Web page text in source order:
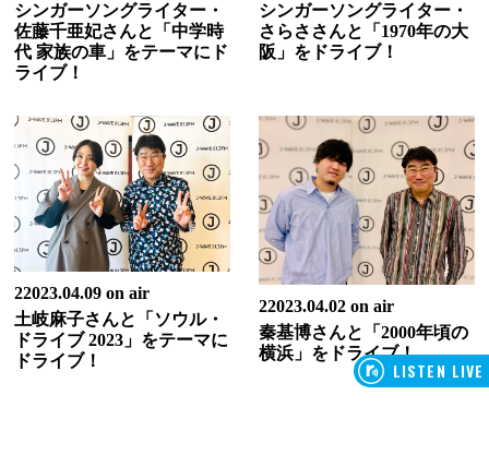
シンガーソングライター・
佐藤千亜妃さんと「中学時
代 家族の車」をテーマにド
ライブ！
シンガーソングライター・
さらささんと「1970年の大
阪」をドライブ！
22023.04.09 on air
土岐麻子さんと「ソウル・
ドライブ 2023」をテーマに
ドライブ！
22023.04.02 on air
秦基博さんと「2000年頃の
横浜」をドライブ！